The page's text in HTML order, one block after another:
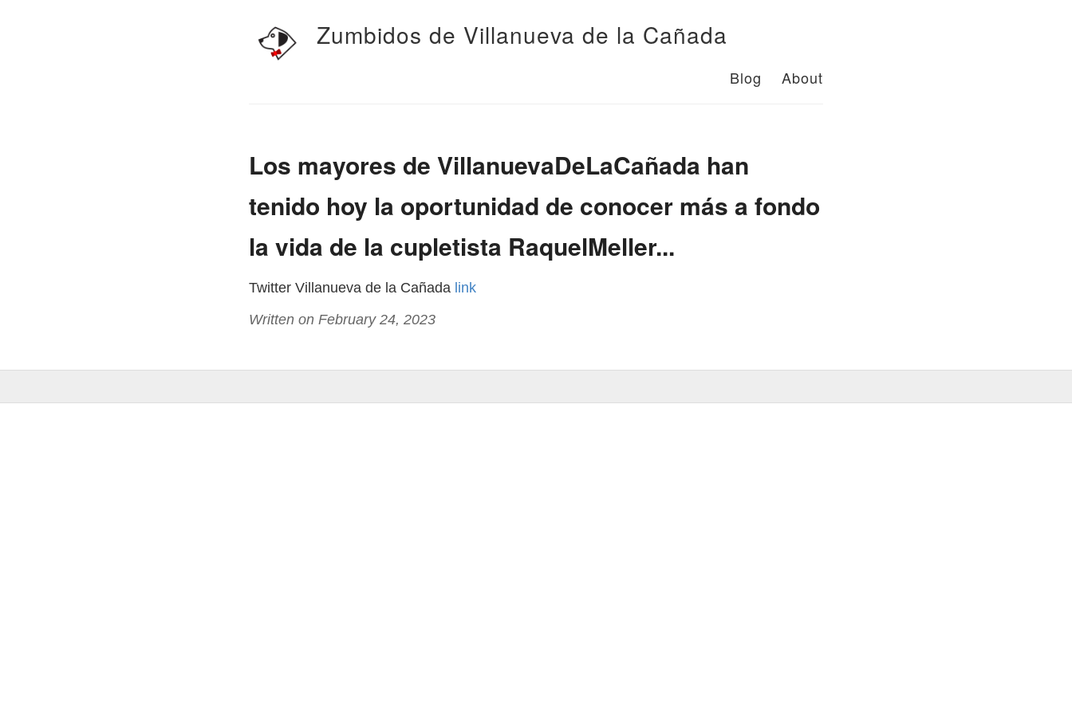
Zumbidos de Villanueva de la Cañada
Blog About
Los mayores de VillanuevaDeLaCañada han
tenido hoy la oportunidad de conocer más a fondo
la vida de la cupletista RaquelMeller...
Twitter Villanueva de la Cañada link
Written on February 24, 2023